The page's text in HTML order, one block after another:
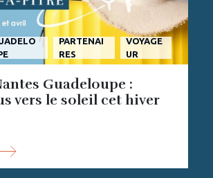
PARTENAI
RES
VOYAGE
UR
Guadeloupe :
vers le soleil cet hiver